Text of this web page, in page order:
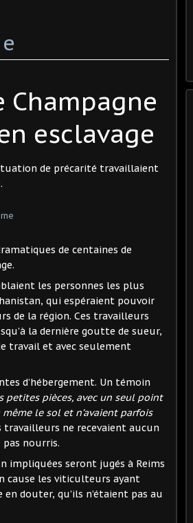
Champagne
esclavage
de précarité travaillaient
de centaines de
les personnes les plus
qui espéraient pouvoir
de la région. Ces travailleurs
la dernière goutte de sueur,
travail et avec seulement
d’hébergement. Un témoin
petites pièces, avec un seul point
le sol et n’avaient parfois
travailleurs ne recevaient aucun
nourris.
impliquées seront jugés à Reims
cause les viticulteurs ayant
douter, qu’ils n’étaient pas au